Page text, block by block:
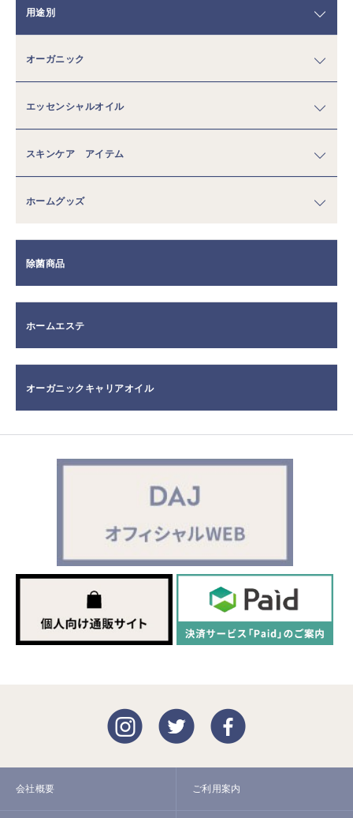
用途別
オーガニック
エッセンシャルオイル
スキンケア アイテム
ホームグッズ
除菌商品
ホームエステ
オーガニックキャリアオイル
会社概要 ご利用案内